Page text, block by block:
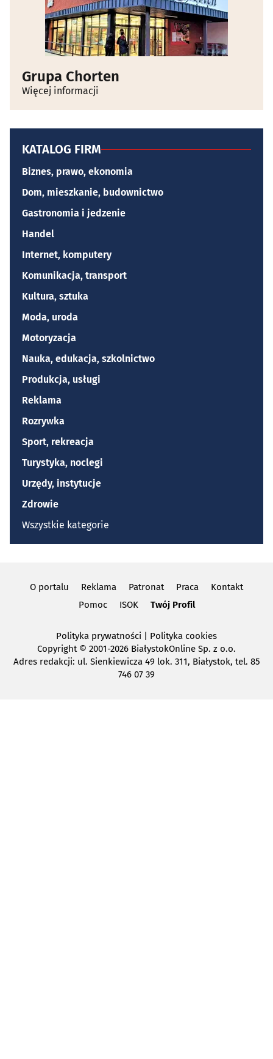
Grupa Chorten
Więcej informacji
KATALOG FIRM
Biznes, prawo, ekonomia
Dom, mieszkanie, budownictwo
Gastronomia i jedzenie
Handel
Internet, komputery
Komunikacja, transport
Kultura, sztuka
Moda, uroda
Motoryzacja
Nauka, edukacja, szkolnictwo
Produkcja, usługi
Reklama
Rozrywka
Sport, rekreacja
Turystyka, noclegi
Urzędy, instytucje
Zdrowie
Wszystkie kategorie
O portalu Reklama Patronat Praca
Kontakt
Pomoc
ISOK Twój Profil
Polityka prywatności
Polityka cookies
Copyright© 2001-2026 BiałystokOnline Sp. z o.o.
Adres redakcji: ul. Sienkiewicza 49 lok. 311, Białystok, tel. 85
746 07 39